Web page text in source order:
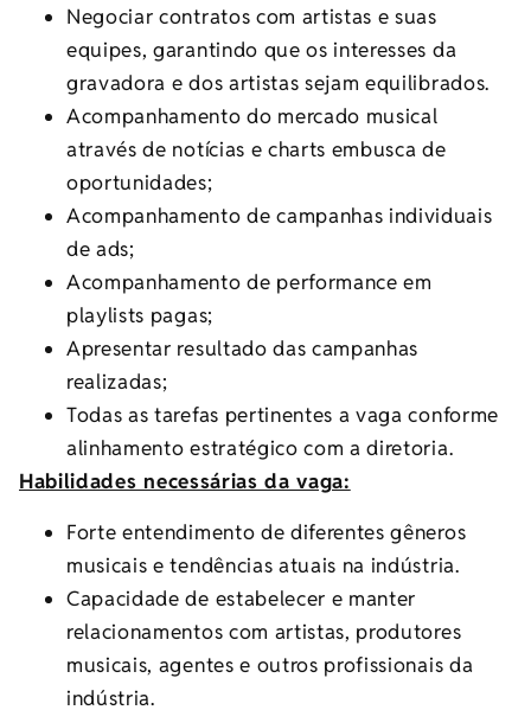
Negociar contratos com artistas e suas
equipes, garantindo que os interesses da
gravadora e dos artistas sejam equilibrados.
Acompanhamento do mercado musical
através de notícias e charts embusca de
oportunidades;
Acompanhamento de campanhas individuais
de ads;
Acompanhamento de performance em
playlists pagas;
Apresentar resultado das campanhas
realizadas;
Todas as tarefas pertinentes a vaga conforme
alinhamento estratégico com a diretoria.
Habilidades necessárias da vaga:
Forte entendimento de diferentes gêneros
musicais e tendências atuais na indústria.
Capacidade de estabelecer e manter
relacionamentos com artistas, produtores
musicais, agentes e outros profissionais da
indústria.